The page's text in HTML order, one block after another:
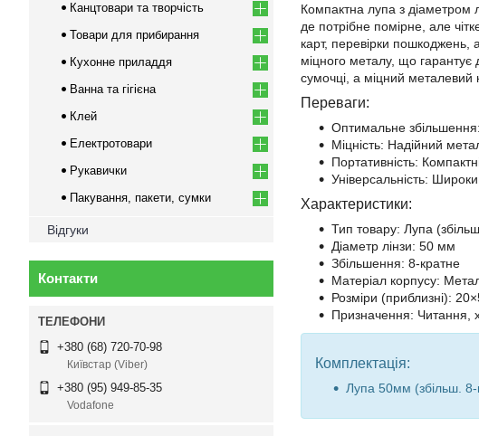
Компактна лупа з діаметром
де потрібне помірне, але
карт, перевірки
міцного металу, що гарантує
сумочці, а міцний металевий
Переваги:
Оптимальне збільшення:
Міцність: Надійний
Портативність:
Універсальність:
Характеристики:
Тип товару: Лупа
Діаметр лінзи: 50 мм
Збільшення: 8-кратне
Матеріал корпусу:
Розміри (приблизні):
Призначення: Читання,
Комплектація:
Лупа 50мм (збільш.
Канцтовари та творчість
Товари для прибирання
Кухонне приладдя
Ванна та гігієна
Клей
Електротовари
Рукавички
Пакування, пакети, сумки
Відгуки
Контакти
+380 (68) 720-70-98
Київстар (Viber)
+380 (95) 949-85-35
Vodafone